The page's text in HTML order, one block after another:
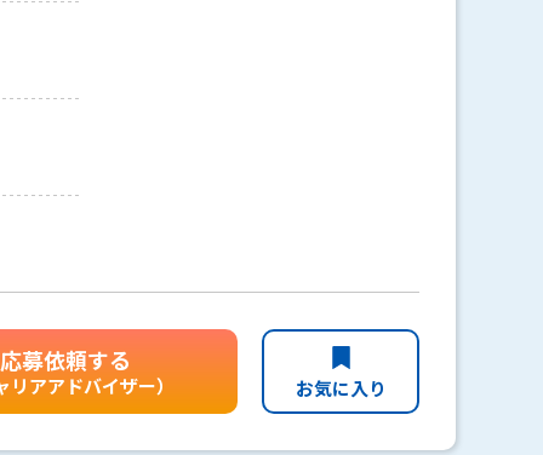
応募依頼する
リアアドバイザー） お気に入り